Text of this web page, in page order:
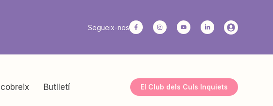
Segueix-nos
Butlletí El Club dels Culs Inquiets